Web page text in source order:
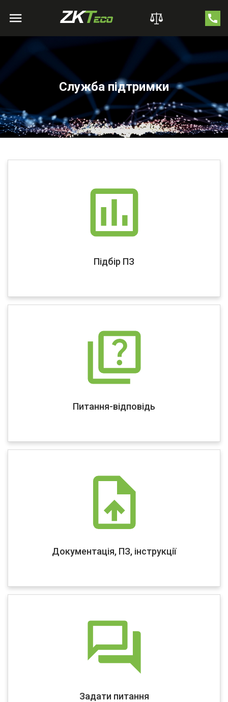
Служба підтримки
Підбір ПЗ
Питання-відповідь
Документація, ПЗ, інструкції
Задати питання